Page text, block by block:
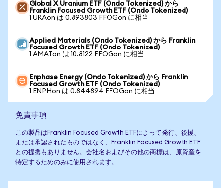
Global X Uranium ETF (Ondo Tokenized) から
Franklin Focused Growth ETF (Ondo Tokenized)
1 URAon は 0.893803 FFOGon に相当
Applied Materials (Ondo Tokenized) から Franklin
Focused Growth ETF (Ondo Tokenized)
1 AMATon は 10.8122 FFOGon に相当
Enphase Energy (Ondo Tokenized) から Franklin
Focused Growth ETF (Ondo Tokenized)
1 ENPHon は 0.844894 FFOGon に相当
免責事項
この製品はFranklin Focused Growth ETFによって発行、後援、
または承認されたものではなく、Franklin Focused Growth ETF
との提携もありません。会社名およびその他の商標は、原資産を
特定するためのみに使用されます。